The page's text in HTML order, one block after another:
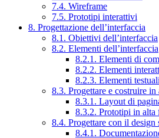
7.4. Wireframe
7.5. Prototipi interattivi
8. Progettazione dell’interfaccia
8.1. Obiettivi dell’interfaccia
8.2. Elementi dell’interfaccia
8.2.1. Elementi di
8.2.2. Elementi
8.2.3. Elementi
8.3. Progettare e costruire in
8.3.1. Layout di
8.3.2. Prototipi in alta
8.4. Progettare con il design
8.4.1.